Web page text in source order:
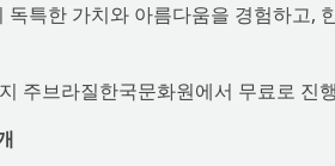
독특한 가치와 아름다움을 경험하고,
주브라질한국문화원에서 무료로 진